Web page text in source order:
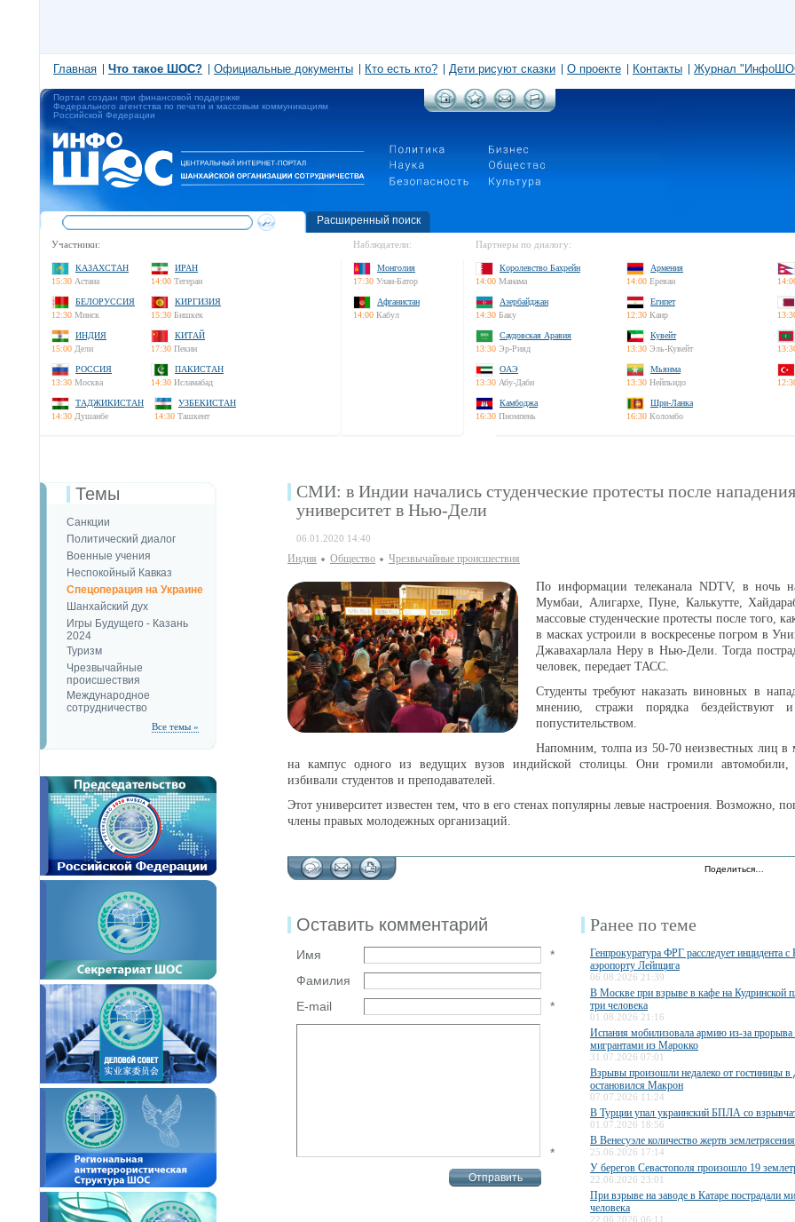
Главная Что такое ШОС? Официальные документы Кто есть кто? Дети рисуют сказки О проекте Контакты Журнал
Портал создан при финансовой поддержке
Федерального агентства по печати и массовым коммуникациям
Российской Федерации
Расширенный поиск
Участники:
КАЗАХСТАН
15:30 Астана
ИРАН
14:00 Тегеран
БЕЛОРУССИЯ
12:30 Минск
КИРГИЗИЯ
15:30 Бишкек
ИНДИЯ
15:00 Дели
КИТАЙ
17:30 Пекин
РОССИЯ
13:30 Москва
ПАКИСТАН
14:30 Исламабад
ТАДЖИКИСТАН
14:30 Душанбе
УЗБЕКИСТАН
14:30 Ташкент
Наблюдатели:
Монголия
17:30 Улан-Батор
Афганистан
14:00 Кабул
Партнеры по диалогу:
Королевство Бахрейн
14:00 Манама
Армения
14:00 Ереван
Азербайджан
14:30 Баку
Египет
12:30 Каир
Саудовская Аравия
13:30 Эр-Рияд
Кувейт
13:30 Эль-Кувейт
ОАЭ
13:30 Абу-Даби
Мьянма
13:30 Нейпьидо
Камбоджа
16:30 Пномпень
Шри-Ланка
16:30 Коломбо
Темы
Санкции
Политический диалог
Военные учения
Неспокойный Кавказ
Спецоперация на Украине
Шанхайский дух
Игры Будущего - Казань
2024
Туризм
Чрезвычайные
происшествия
Международное
сотрудничество
Все темы »
СМИ: в Индии начались студенческие протесты после
университет в Нью-Дели
06.01.2020 14:40
Индия Общество Чрезвычайные происшествия
По информации телеканала NDTV, в ночь
Мумбаи, Алигархе, Пуне, Калькутте,
массовые студенческие протесты после того,
в масках устроили в воскресенье погром в
Джавахарлала Неру в Нью-Дели. Тогда
человек, передает ТАСС.
Студенты требуют наказать виновных в
мнению, стражи порядка бездействуют и
попустительством.
Напомним, толпа из 50-70 неизвестных лиц в
на кампус одного из ведущих вузов индийской столицы. Они громили автомобили,
избивали студентов и преподавателей.
Этот университет известен тем, что в его стенах популярны левые настроения. Возможно,
члены правых молодежных организаций.
Поделиться…
Оставить комментарий
Имя
*
Фамилия
E-mail
*
*
Ранее по теме
Генпрокуратура ФРГ расследует инцидента
аэропорту Лейпцига
06.08.2026 21:39
В Москве при взрыве в кафе на Кудринской
три человека
01.08.2026 21:16
Испания мобилизовала армию из-за прорыва
мигрантами из Марокко
31.07.2026 07:01
Взрывы произошли недалеко от гостиницы в
остановился Макрон
07.07.2026 11:24
В Турции упал украинский БПЛА со
01.07.2026 18:56
В Венесуэле количество жертв
25.06.2026 17:14
У берегов Севастополя произошло 19
22.06.2026 23:01
При взрыве на заводе в Катаре пострадали
человека
22.06.2026 06:11